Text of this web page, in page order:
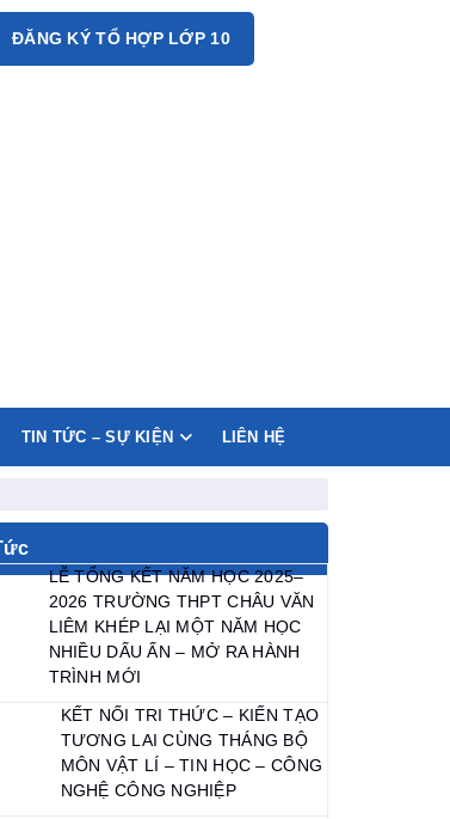
ĐĂNG KÝ TỔ HỢP LỚP 10
TIN TỨC – SỰ KIỆN LIÊN HỆ
LỄ TỔNG KẾT NĂM HỌC 2025–
2026 TRƯỜNG THPT CHÂU VĂN
LIÊM KHÉP LẠI MỘT NĂM HỌC
NHIỀU DẤU ẤN – MỞ RA HÀNH
TRÌNH MỚI
KẾT NỐI TRI THỨC – KIẾN TẠO
TƯƠNG LAI CÙNG THÁNG BỘ
MÔN VẬT LÍ – TIN HỌC – CÔNG
NGHỆ CÔNG NGHIỆP